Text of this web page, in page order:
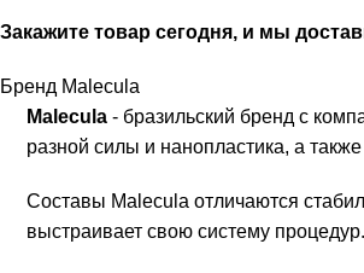
Закажите товар сегодня, и мы
Бренд Malecula
Malecula - бразильский бренд с
разной силы и нанопластика, а
Составы Malecula отличаются
выстраивает свою систему